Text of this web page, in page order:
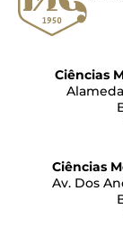
Ciências
Alameda
Ciências
Av. Dos